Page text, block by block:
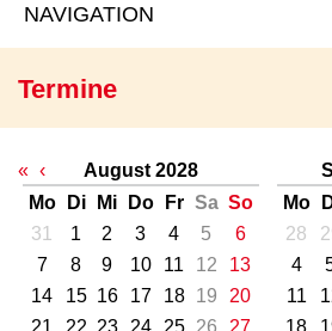
Termine
« ‹
August 2028
Mo
Di Mi Do Fr Sa So
31
1 2 3 4 5
6
7
8 9 10 11 12
13
14
15 16 17 18 19
20
21
22 23 24 25 26
27
Mo
28
4
11
18